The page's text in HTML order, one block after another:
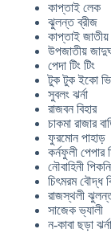
কাপ্তাই লেক
ঝুলন্ত ব্রীজ
কাপ্তাই
উপজাতীয়
পেদা টিং টিং
টুক টুক ইকো
সুবলং ঝর্না
রাজবন বিহার
চাকমা রাজার
ফুরমোন পাহাড়
কর্নফুলী পেপার
নৌবাহিনী
চিৎমরম বৌদ্ধ
রাজস্থলী
সাজেক ভ্যালী
ন-কাবা ছড়া ঝর্না